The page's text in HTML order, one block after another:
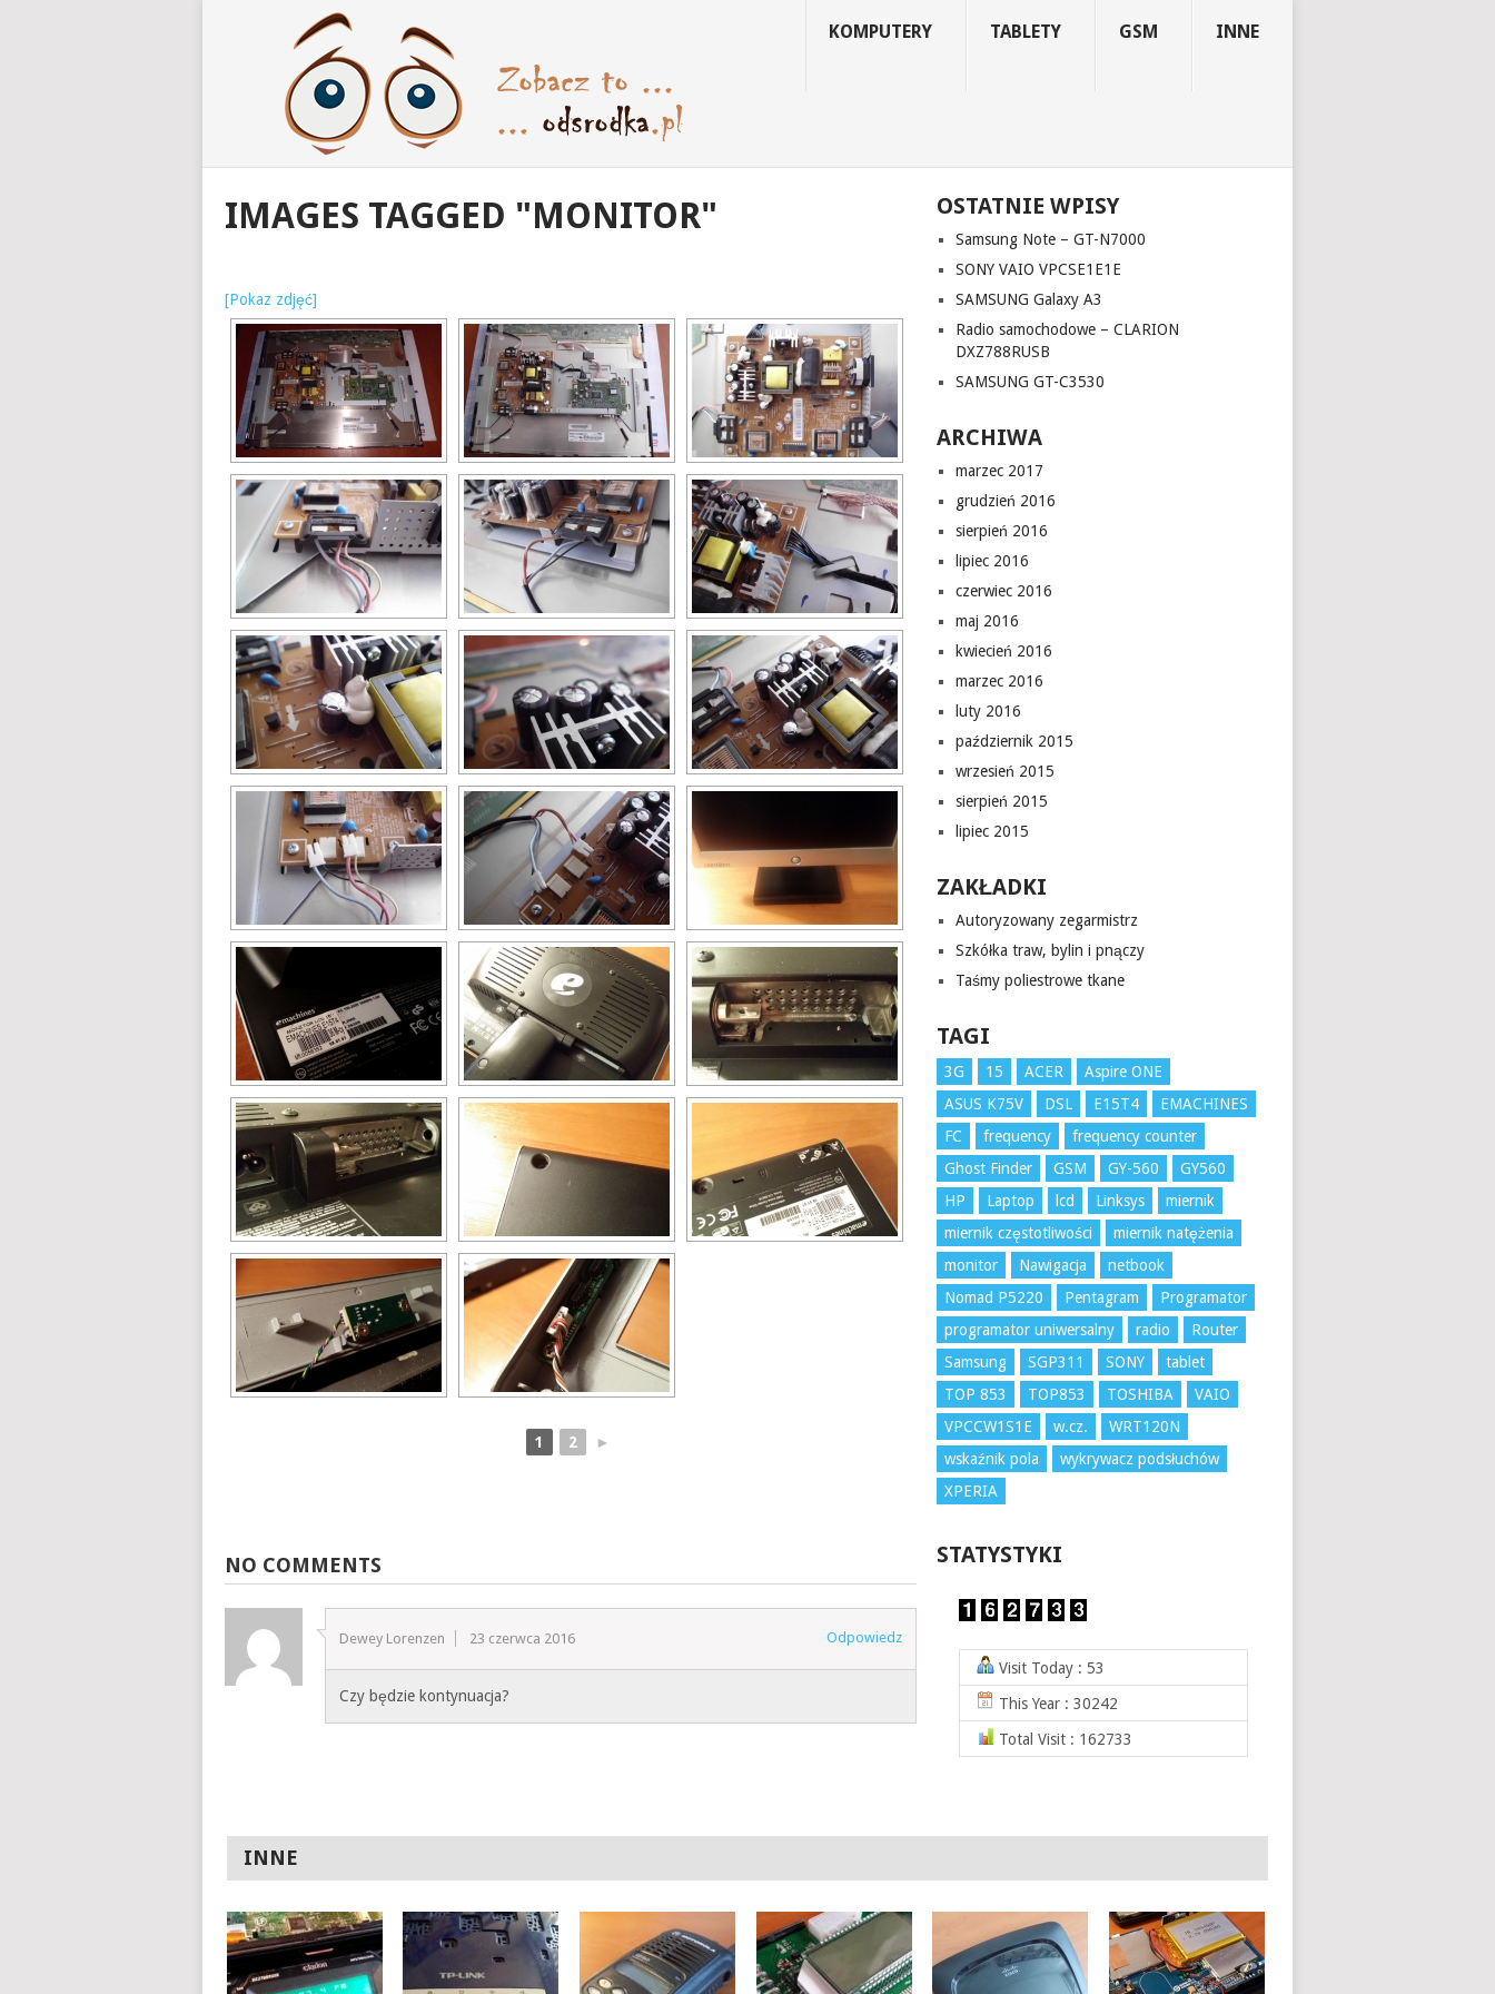
KOMPUTERY TABLETY GSM INNE
IMAGES TAGGED "MONITOR"
[Pokaz zdjęć]
1 2 ►
NO COMMENTS
Dewey Lorenzen 23 czerwca 2016 Odpowiedz
Czy będzie kontynuacja?
OSTATNIE WPISY
Samsung Note – GT-N7000
SONY VAIO VPCSE1E1E
SAMSUNG Galaxy A3
Radio samochodowe – CLARION
DXZ788RUSB
SAMSUNG GT-C3530
ARCHIWA
marzec 2017
grudzień 2016
sierpień 2016
lipiec 2016
czerwiec 2016
maj 2016
kwiecień 2016
marzec 2016
luty 2016
październik 2015
wrzesień 2015
sierpień 2015
lipiec 2015
ZAKŁADKI
Autoryzowany zegarmistrz
Szkółka traw, bylin i pnączy
Taśmy poliestrowe tkane
TAGI
3G 15 ACER
Aspire ONE
ASUS K75V
DSL E15T4
EMACHINES
FC
frequency
frequency counter
Ghost Finder
GSM GY-560
GY560
HP
Laptop lcd Linksys
miernik
miernik częstotliwości
miernik natężenia
monitor
Nawigacja
netbook
Nomad P5220
Pentagram
Programator
programator uniwersalny
radio
Router
Samsung
SGP311 SONY
tablet
TOP 853
TOP853 TOSHIBA
VAIO
VPCCW1S1E
w.cz.
WRT120N
wskaźnik pola
wykrywacz podsłuchów
XPERIA
STATYSTYKI
Visit Today : 53
This Year : 30242
Total Visit : 162733
INNE